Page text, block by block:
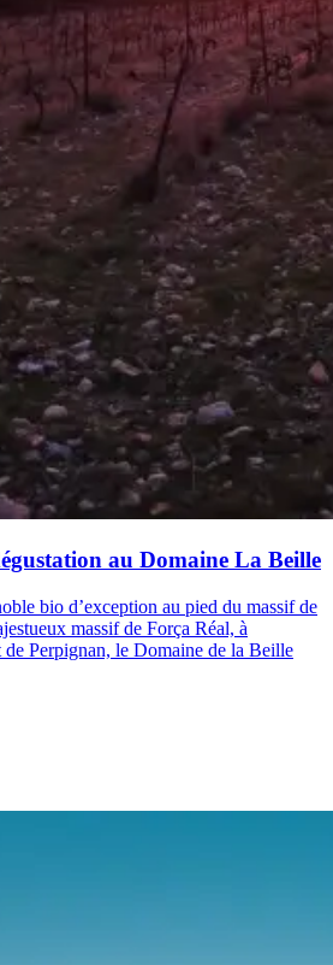
au Domaine La Beille
bio d’exception au pied du massif de
massif de Força Réal, à
de Perpignan, le Domaine de la Beille